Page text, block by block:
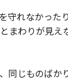
守れなかった
まわりが見え
同じものばか